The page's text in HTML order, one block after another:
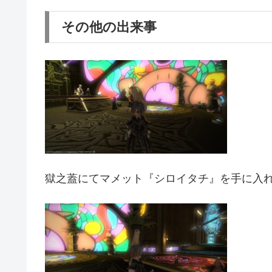
その他の出来事
獄之蓋にてマメット『シロイタチ』を手に入